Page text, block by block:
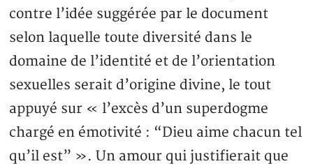
contre l’idée suggérée par le document
selon laquelle toute diversité dans le
domaine de l’identité et de l’orientation
sexuelles serait d’origine divine, le tout
appuyé sur « l’excès d’un superdogme
chargé en émotivité : “Dieu aime chacun tel
qu’il est” ». Un amour qui justifierait que